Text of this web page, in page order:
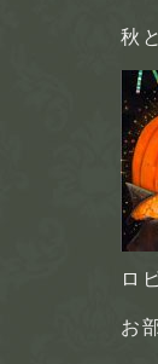
秋
ロ
お